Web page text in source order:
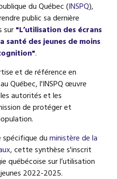
du Québec (INSPQ),
public sa dernière
sur "L’utilisation des écrans
santé des jeunes de moins
.
et de référence en
Québec, l'INSPQ œuvre
autorités et les
de protéger et
spécifique du ministère de la
, cette synthèse s'inscrit
québécoise sur l’utilisation
2022-2025.